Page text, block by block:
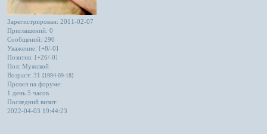
Зарегистрирован: 2011-02-07
Приглашений: 0
Сообщений: 290
Уважение: [+8/-0]
Позитив: [+26/-0]
Пол: Мужской
Возраст: 31[1994-09-18]
Провел на форуме:
1 день 5 часов
Последний визит:
2022-04-03 19:44:23